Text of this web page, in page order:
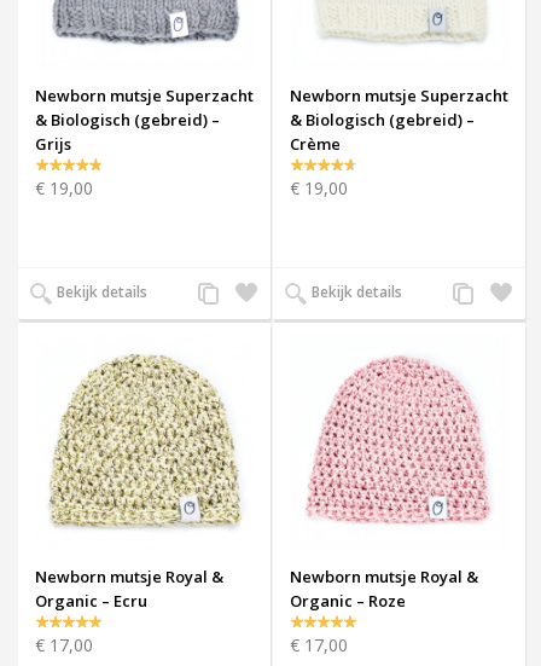
Newborn mutsje Superzacht
& Biologisch (gebreid) –
Grijs
€ 19,00
Bekijk details
Zet
op
Voeg
toe
Newborn mutsje Superzacht
& Biologisch (gebreid) –
Crème
€ 19,00
Bekijk details
Zet
op
Voeg
toe
Newborn mutsje Royal &
Organic – Ecru
€ 17,00
Newborn mutsje Royal &
Organic – Roze
€ 17,00